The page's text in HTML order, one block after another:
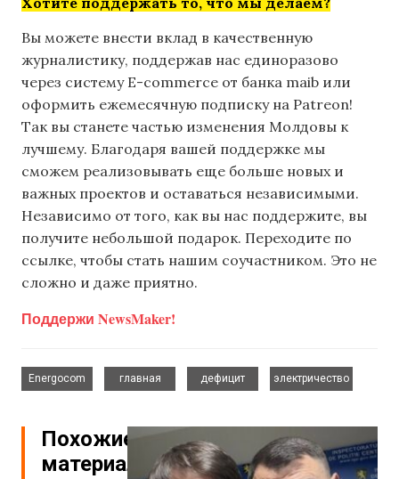
Вы можете внести вклад в качественную
журналистику, поддержав нас единоразово
через систему E-commerce от банка maib или
оформить ежемесячную подписку на Patreon!
Так вы станете частью изменения Молдовы к
лучшему. Благодаря вашей поддержке мы
сможем реализовывать еще больше новых и
важных проектов и оставаться независимыми.
Независимо от того, как вы нас поддержите, вы
получите небольшой подарок. Переходите по
ссылке, чтобы стать нашим соучастником. Это не
сложно и даже приятно.
Поддержи NewsMaker!
Energocom
главная
дефицит
электричество
Похожие
материалы